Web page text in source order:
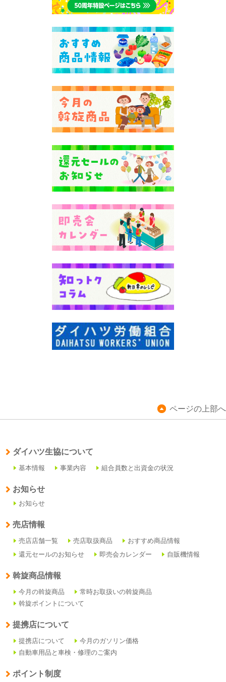
ページの上部へ
ダイハツ生協について
基本情報 事業内容 組合員数と出資金の状況
お知らせ
お知らせ
売店情報
売店店舗一覧 売店取扱商品
おすすめ商品情報
還元セールのお知らせ
即売会カレンダー 自販機情報
斡旋商品情報
今月の斡旋商品
常時お取扱いの斡旋商品
斡旋ポイントについて
提携店について
提携店について
今月のガソリン価格
自動車用品と車検・修理のご案内
ポイント制度